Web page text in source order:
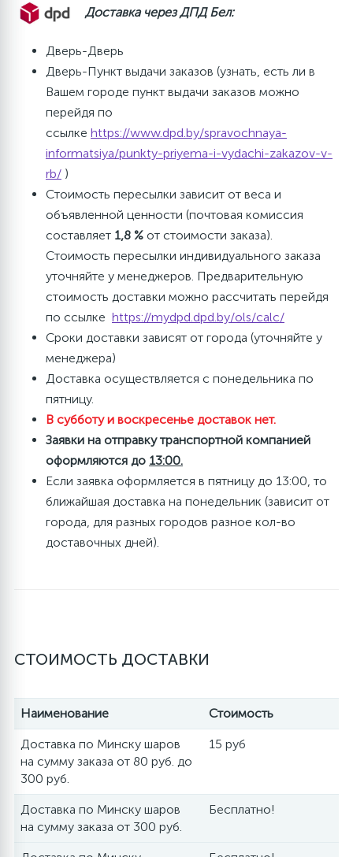
Доставка через ДПД Бел:
Дверь-Дверь
Дверь-Пункт выдачи заказов (узнать, есть ли в
Вашем городе пункт выдачи заказов можно
перейдя по
ссылке https://www.dpd.by/spravochnaya-
informatsiya/punkty-priyema-i-vydachi-zakazov-v-
rb/ )
Стоимость пересылки зависит от веса и
объявленной ценности (почтовая комиссия
составляет 1,8 % от стоимости заказа).
Стоимость пересылки индивидуального заказа
уточняйте у менеджеров. Предварительную
стоимость доставки можно рассчитать перейдя
по ссылке https://mydpd.dpd.by/ols/calc/
Сроки доставки зависят от города (уточняйте у
менеджера)
Доставка осуществляется с понедельника по
пятницу.
В субботу и воскресенье доставок нет.
Заявки на отправку транспортной компанией
оформляются до 13:00.
Если заявка оформляется в пятницу до 13:00, то
ближайшая доставка на понедельник (зависит от
города, для разных городов разное кол-во
доставочных дней).
СТОИМОСТЬ ДОСТАВКИ
Наименование Стоимость
Доставка по Минску шаров
на сумму заказа от 80 руб. до
300 руб.
15 руб
Доставка по Минску шаров
на сумму заказа от 300 руб.
Бесплатно!